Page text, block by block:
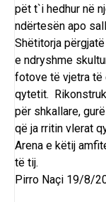
pët t`i hedhur në
ndërtesën apo
Shëtitorja
e ndryshme
fotove të vjetra të
qytetit.
për shkallare,
që ja rritin vlerat
Arena e këtij
të tij.
Pirro Naçi 19/8/